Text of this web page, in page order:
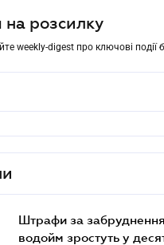
на розсилку
weekly-digest про ключові події
Штрафи за забруднення
водойм зростуть у